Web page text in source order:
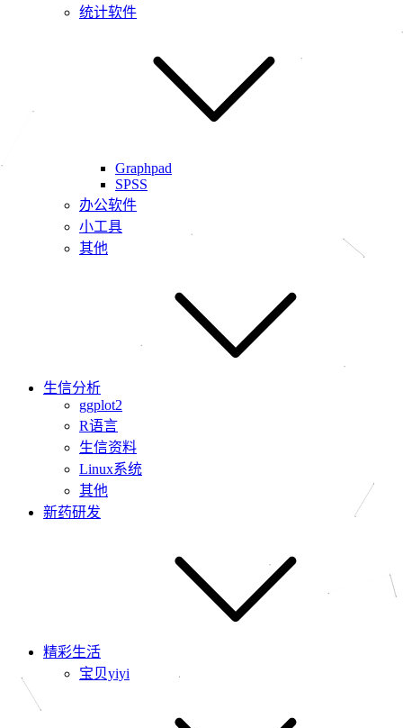
统计软件
Graphpad
SPSS
办公软件
小工具
其他
生信分析
ggplot2
R语言
生信资料
Linux系统
其他
新药研发
精彩生活
宝贝yiyi